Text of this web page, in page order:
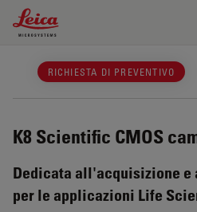
Leica Microsystems Logo
RICHIESTA DI PREVENTIVO
K8 Scientific CMOS
Dedicata all'acquisizione
per le applicazioni Life